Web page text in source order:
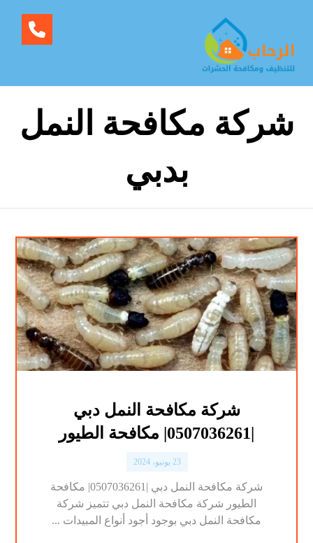
شركة مكافحة النمل
بدبي
شركة مكافحة النمل دبي
23 يونيو، 2024
شركة مكافحة النمل دبي |0507036261| مكافحة
الطيور شركة مكافحة النمل دبي تتميز شركة
مكافحة النمل دبي بوجود أجود أنواع المبيدات ...